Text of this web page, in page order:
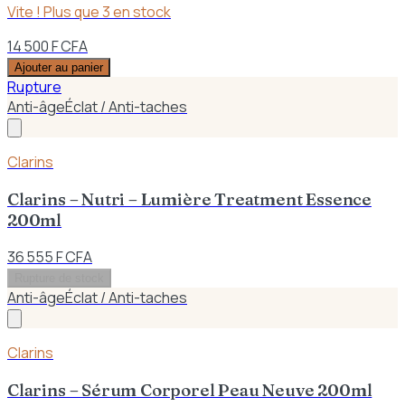
Vite ! Plus que3en stock
14 500 F CFA
Ajouter au panier
Rupture
Anti-âgeÉclat / Anti-taches
Clarins
Clarins – Nutri – Lumière Treatment Essence
200ml
36 555 F CFA
Anti-âgeÉclat / Anti-taches
Clarins
Clarins – Sérum Corporel Peau Neuve 200ml